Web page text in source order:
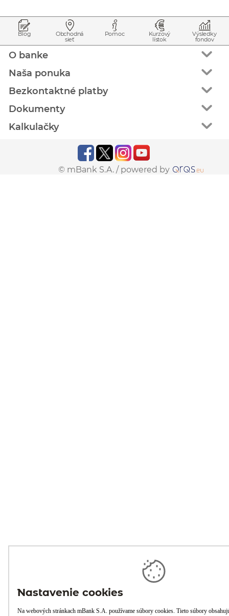
Blog Obchodná
sieť
Pomoc Kurzový
lístok
Výsledky
fondov
O banke
Naša ponuka
Bezkontaktné platby
Dokumenty
Kalkulačky
© mBank S.A. / powered by